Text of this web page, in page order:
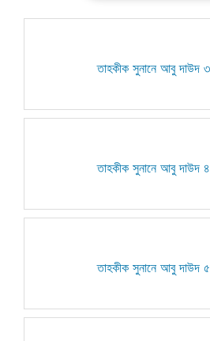
তাহকীক সুনানে আবু দাউদ
তাহকীক সুনানে আবু দাউদ
তাহকীক সুনানে আবু দাউদ